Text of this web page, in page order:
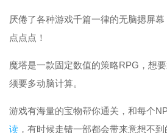
厌倦了各种游戏千篇一律的无脑摁屏幕
点点点！
魔塔是一款固定数值的策略RPG，想
须要多动脑计算。
游戏有海量的宝物帮你通关，和每个
读 ，有时候走错一部都会带来意想不